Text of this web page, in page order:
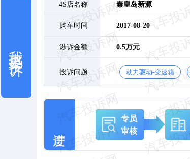
4S店名称 秦皇岛新源
购车时间 2017-08-20
涉诉金额 0.5万元
投诉问题 动力驱动-变速箱
专员
审核